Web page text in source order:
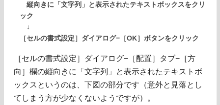
縦向きに「文字列」と表示されたテキストボックスをクリ
ック
↓
［セルの書式設定］ダイアログ−［OK］ボタンをクリック
［セルの書式設定］ダイアログ−［配置］タブ−［方
向］欄の縦向きに「文字列」と表示されたテキストボ
ックスというのは、下図の部分です（意外と見落とし
てしまう方が少なくないようですが）。